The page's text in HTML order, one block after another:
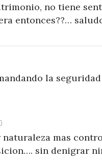
no tiene
entonces??…
la
naturaleza mas
sin denigrar